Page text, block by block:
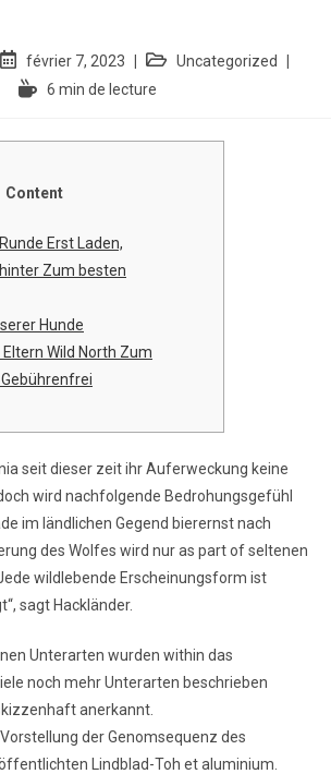
février 7, 2023
Uncategorized
6 min de lecture
Content
Erst Laden,
Zum besten
Hunde
Wild North Zum
seit dieser zeit ihr Auferweckung keine
wird nachfolgende Bedrohungsgefühl
im ländlichen Gegend bierernst nach
des Wolfes wird nur as part of seltenen
wildlebende Erscheinungsform ist
sagt Hackländer.
Unterarten wurden within das
noch mehr Unterarten beschrieben
anerkannt.
der Genomsequenz des
Lindblad-Toh et aluminium.